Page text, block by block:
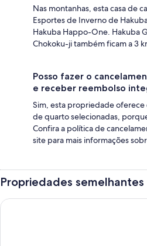
Nas montanhas, esta casa de
Esportes de Inverno de
Hakuba Happo-One. Hakuba
Chokoku-ji também ficam a 3
Posso fazer o
e receber reembolso
Sim, esta propriedade
de quarto selecionadas,
Confira a política de
site para mais informações
Propriedades semelhantes
B&D HAKUBA IWATAKE